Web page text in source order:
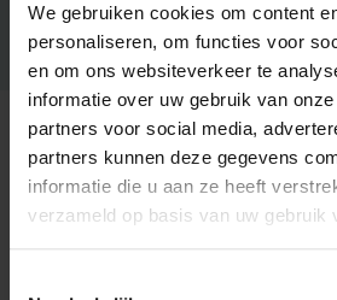
We gebruiken cookies om content
personaliseren, om functies voor
en om ons websiteverkeer te
informatie over uw gebruik van
partners voor social media,
partners kunnen deze gegevens
informatie die u aan ze heeft
verzameld op basis van uw gebruik
ddisuYimer.pdf
71.8 kB pdf
Lees meer over: